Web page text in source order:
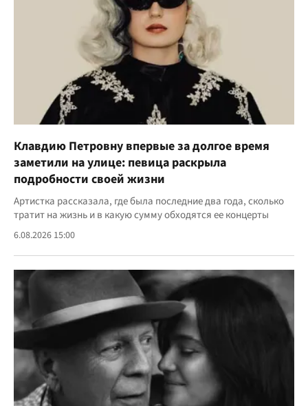
Клавдию Петровну впервые за долгое время
заметили на улице: певица раскрыла
подробности своей жизни
Артистка рассказала, где была последние два года, сколько
тратит на жизнь и в какую сумму обходятся ее концерты
6.08.2026 15:00